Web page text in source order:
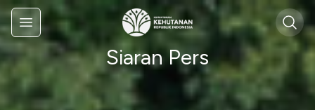
Menu
Siaran Pers